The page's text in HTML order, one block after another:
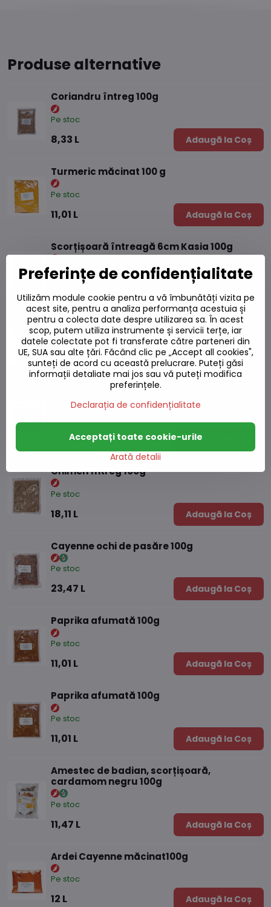
Produse alternative
Coriandru întreg 100g
Pe stoc
8,33 L Adaugă la Coș
Turmeric măcinat 100 g
Pe stoc
11,01 L Adaugă la Coș
Scorțișoară întreagă 6cm Kasia 100g
Pe stoc
Pudră de coriandru 100g
Pe stoc
6,58 L Adaugă la Coș
11,01 L Adaugă la Coș
Chimen întreg 100g
Pe stoc
18,11 L Adaugă la Coș
Cayenne ochi de pasăre 100g
Pe stoc
23,47 L Adaugă la Coș
Paprika afumată 100g
Pe stoc
11,01 L Adaugă la Coș
Paprika afumată 100g
Pe stoc
11,01 L Adaugă la Coș
Amestec de badian, scorțișoară,
cardamom negru 100g
Pe stoc
11,47 L Adaugă la Coș
Ardei Cayenne măcinat100g
Pe stoc
12 L Adaugă la Coș
Preferințe de confidențialitate
Utilizăm module cookie pentru a vă îmbunătăți vizita pe
acest site, pentru a analiza performanța acestuia și
pentru a colecta date despre utilizarea sa. În acest
scop, putem utiliza instrumente și servicii terțe, iar
datele colectate pot fi transferate către parteneri din
UE, SUA sau alte țări. Făcând clic pe „Accept all cookies",
sunteți de acord cu această prelucrare. Puteți găsi
informații detaliate mai jos sau vă puteți modifica
preferințele.
Declarația de confidențialitate
Arată detalii
Acceptați toate cookie-urile